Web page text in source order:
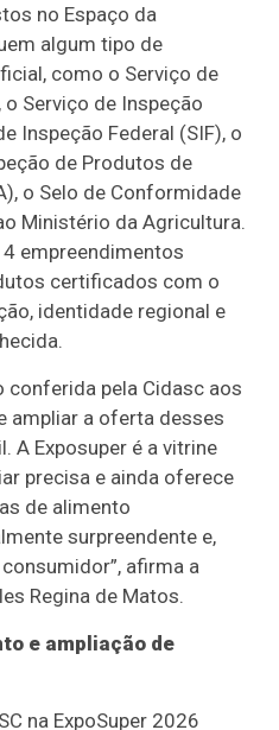
no Espaço da
algum tipo de
como o Serviço de
Serviço de Inspeção
Inspeção Federal (SIF), o
de Produtos de
o Selo de Conformidade
Ministério da Agricultura.
empreendimentos
certificados com o
identidade regional e
conferida pela Cidasc aos
ampliar a oferta desses
A Exposuper é a vitrine
precisa e ainda oferece
de alimento
surpreendente e,
afirma a
Regina de Matos.
e ampliação de
na ExpoSuper 2026